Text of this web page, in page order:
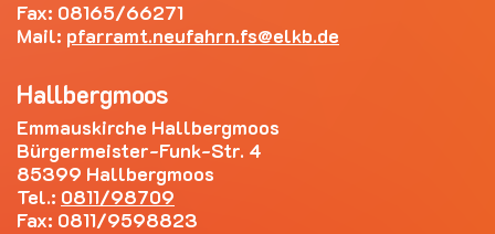
Fax: 08165/66271
Mail: pfarramt.neufahrn.fs elkb.de
Hallbergmoos
Emmauskirche Hallbergmoos
Bürgermeister-Funk-Str. 4
85399 Hallbergmoos
Tel.: 0811/98709
Fax: 0811/9598823